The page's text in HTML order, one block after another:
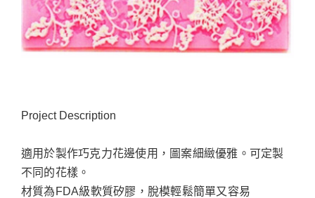
Project Description
適用於製作巧克力花邊使用，圖案細緻優雅。可定製
不同的花樣。
材質為FDA級軟質矽膠，脫模輕鬆簡單又容易